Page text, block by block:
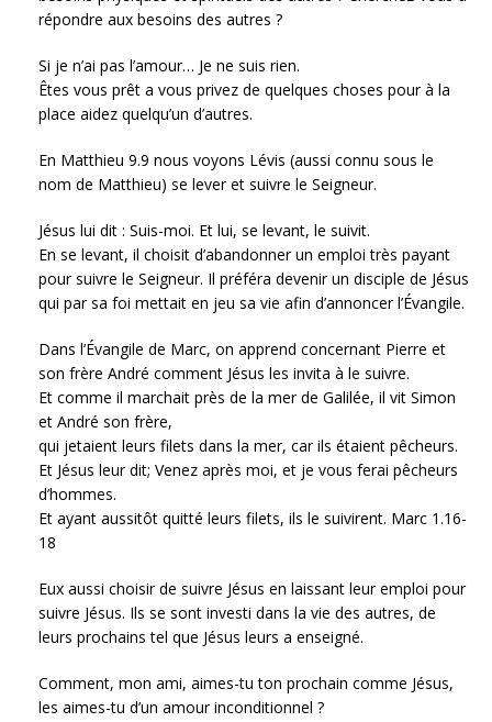
répondre aux besoins des autres ?
Si je n’ai pas l’amour… Je ne suis rien.
Êtes vous prêt a vous privez de quelques choses pour à la
place aidez quelqu’un d’autres.
En Matthieu 9.9 nous voyons Lévis (aussi connu sous le
nom de Matthieu) se lever et suivre le Seigneur.
Jésus lui dit : Suis-moi. Et lui, se levant, le suivit.
En se levant, il choisit d’abandonner un emploi très payant
pour suivre le Seigneur. Il préféra devenir un disciple de Jésus
qui par sa foi mettait en jeu sa vie afin d’annoncer l’Évangile.
Dans l’Évangile de Marc, on apprend concernant Pierre et
son frère André comment Jésus les invita à le suivre.
Et comme il marchait près de la mer de Galilée, il vit Simon
et André son frère,
qui jetaient leurs filets dans la mer, car ils étaient pêcheurs.
Et Jésus leur dit; Venez après moi, et je vous ferai pêcheurs
d’hommes.
Et ayant aussitôt quitté leurs filets, ils le suivirent. Marc 1.16-
18
Eux aussi choisir de suivre Jésus en laissant leur emploi pour
suivre Jésus. Ils se sont investi dans la vie des autres, de
leurs prochains tel que Jésus leurs a enseigné.
Comment, mon ami, aimes-tu ton prochain comme Jésus,
les aimes-tu d’un amour inconditionnel ?